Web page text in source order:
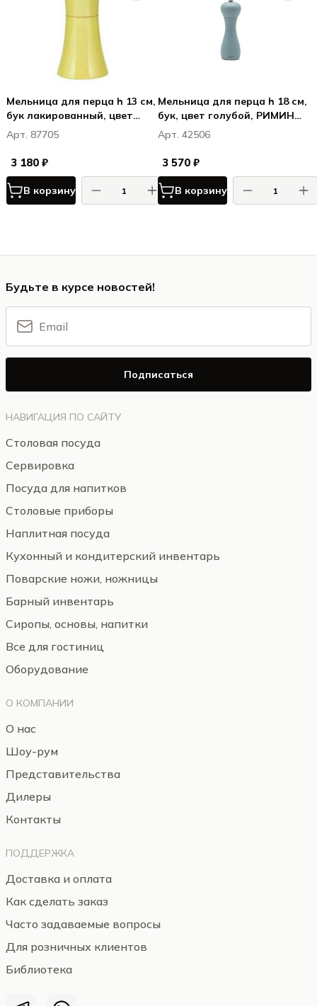
Мельница для перца h 13 см,
бук лакированный, цвет
салатовый, ВЕРОНА /
VERONA
Арт. 87705
3 180 ₽
В корзину
Мельница для перца h 18 см,
бук, цвет голубой, РИМИНИ /
RIMINI
Арт. 42506
3 570 ₽
В корзину
НАВИГАЦИЯ ПО САЙТУ
Столовая посуда
Сервировка
Посуда для напитков
Столовые приборы
Наплитная посуда
Кухонный и кондитерский инвентарь
Поварские ножи, ножницы
Барный инвентарь
Сиропы, основы, напитки
Все для гостиниц
Оборудование
О КОМПАНИИ
О нас
Шоу-рум
Представительства
Дилеры
Контакты
ПОДДЕРЖКА
Доставка и оплата
Как сделать заказ
Часто задаваемые вопросы
Для розничных клиентов
Библиотека
Будьте в курсе новостей!
Подписаться